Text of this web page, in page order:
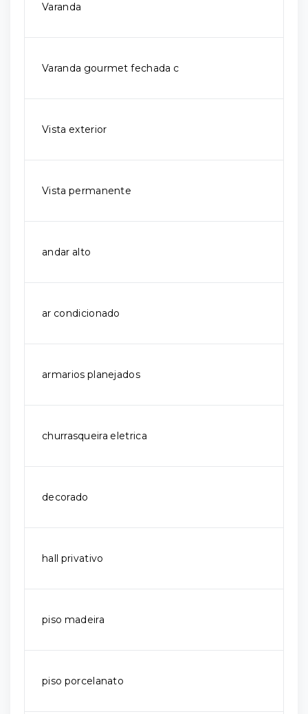
Varanda
Varanda gourmet fechada c
Vista exterior
Vista permanente
andar alto
ar condicionado
armarios planejados
churrasqueira eletrica
decorado
hall privativo
piso madeira
piso porcelanato